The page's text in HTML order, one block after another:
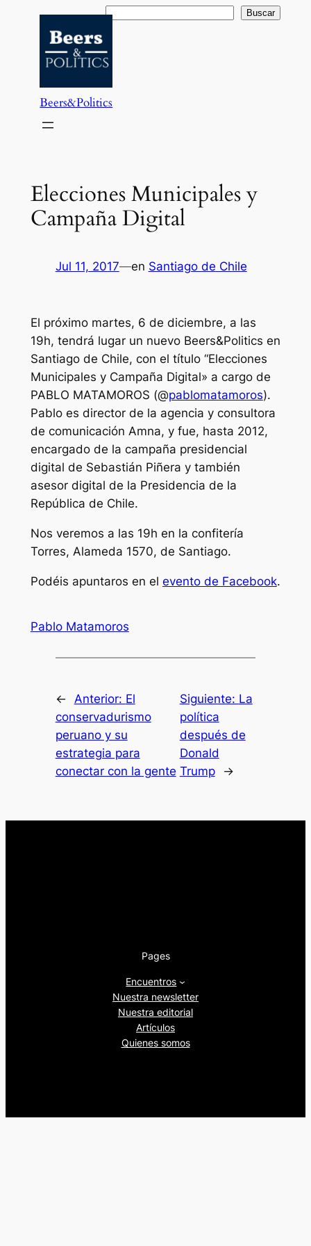
contenido
Buscar Buscar
Beers&Politics
Elecciones Municipales y
Campaña Digital
Jul 11, 2017—en Santiago de Chile
El próximo martes, 6 de diciembre, a las
19h, tendrá lugar un nuevo Beers&Politics en
Santiago de Chile, con el título “Elecciones
Municipales y Campaña Digital» a cargo de
PABLO MATAMOROS (@pablomatamoros).
Pablo es director de la agencia y consultora
de comunicación Amna, y fue, hasta 2012,
encargado de la campaña presidencial
digital de Sebastián Piñera y también
asesor digital de la Presidencia de la
República de Chile.
Nos veremos a las 19h en la confitería
Torres, Alameda 1570, de Santiago.
Podéis apuntaros en el evento de Facebook.
Pablo Matamoros
← Anterior: El
conservadurismo
peruano y su
estrategia para
conectar con la gente
Siguiente: La
política
después de
Donald
Trump
→
Pages
Encuentros
Nuestra newsletter
Nuestra editorial
Artículos
Quienes somos